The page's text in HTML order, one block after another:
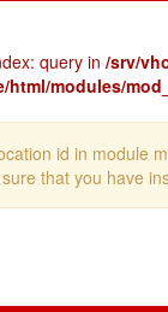
query in /srv/
html/modules/
id in module
that you have